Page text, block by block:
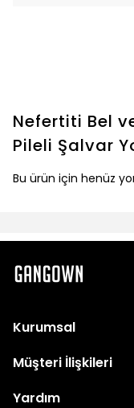
Nefertiti Bel
Pileli Şalvar
Bu ürün için henüz
Kurumsal
Müşteri İlişkileri
Yardım